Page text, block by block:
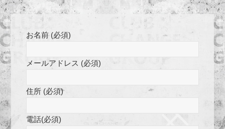
お名前 (必須)
メールアドレス (必須)
住所 (必須)
電話(必須)